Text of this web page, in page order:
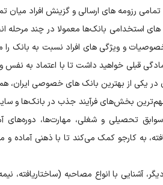
تمامی رزومه های ارسالی و گزینش افراد میان
استخدامی بانک‌ها معمولا در چند مرحله
و ویژگی های افراد نسبت به بانک را
قبلی خواهید داشت تا با اعتماد به
در یکی از بهترین بانک های خصوصی ایران،
بخش‌های فرآیند جذب در بانک‌ها و
تحصیلی و شغلی، مهارت‌ها، دوره‌های
به کارجو کمک می‌کند تا با ذهنی
آشنایی با انواع مصاحبه (ساختاریافته،